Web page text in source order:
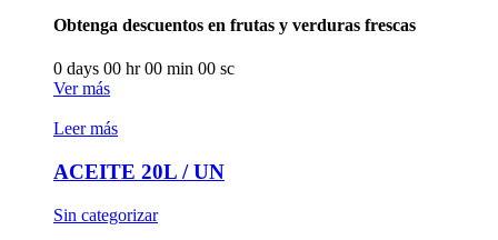
Obtenga descuentos en frutas y verduras frescas
0 days 00 hr00 min 00 sc
Ver más
Leer más
ACEITE 20L / UN
Sin categorizar